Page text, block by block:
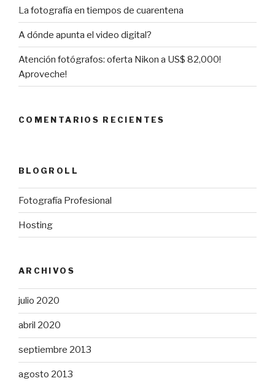
La fotografía en tiempos de cuarentena
A dónde apunta el video digital?
Atención fotógrafos: oferta Nikon a US$ 82,000!
Aproveche!
COMENTARIOS RECIENTES
BLOGROLL
Fotografía Profesional
Hosting
ARCHIVOS
julio 2020
abril 2020
septiembre 2013
agosto 2013